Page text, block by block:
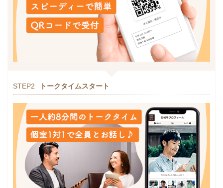
STEP2 トークタイムスタート